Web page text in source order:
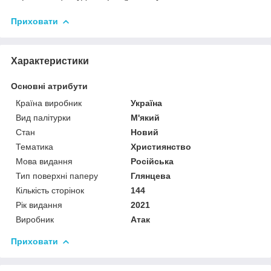
Приховати
Характеристики
Основні атрибути
Країна виробник
Україна
Вид палітурки
М'який
Стан
Новий
Тематика
Християнство
Мова видання
Російська
Тип поверхні паперу
Глянцева
Кількість сторінок
144
Рік видання
2021
Виробник
Атак
Приховати